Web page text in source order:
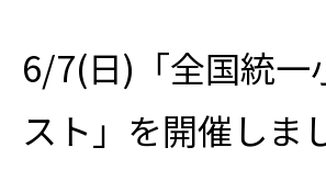
6/7(日)「全国統一
スト」を開催しま